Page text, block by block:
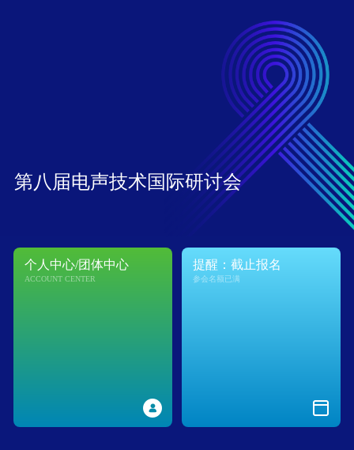
第八届电声技术国际研讨会
个人中心/团体中心
ACCOUNT CENTER
提醒：截止报名
参会名额已满